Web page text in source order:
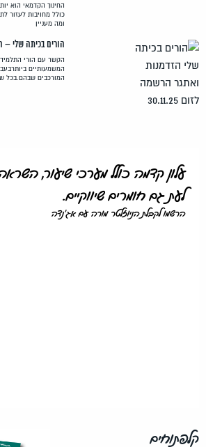
החינוך הקדמאי הוא
כולל מחויבות לעזור
ומה מעניין
הורים בכיתה שלי –
הקשר עם הורי
המשמעותיים
המורכבים שבהם.בכל
עלון קדמה כולל מערכי שיעור,
לעת גם חומרים שיווקיים.
הרשמו לקבלת הניוזלטר מורה עם אג'נדה
קלפתוחים